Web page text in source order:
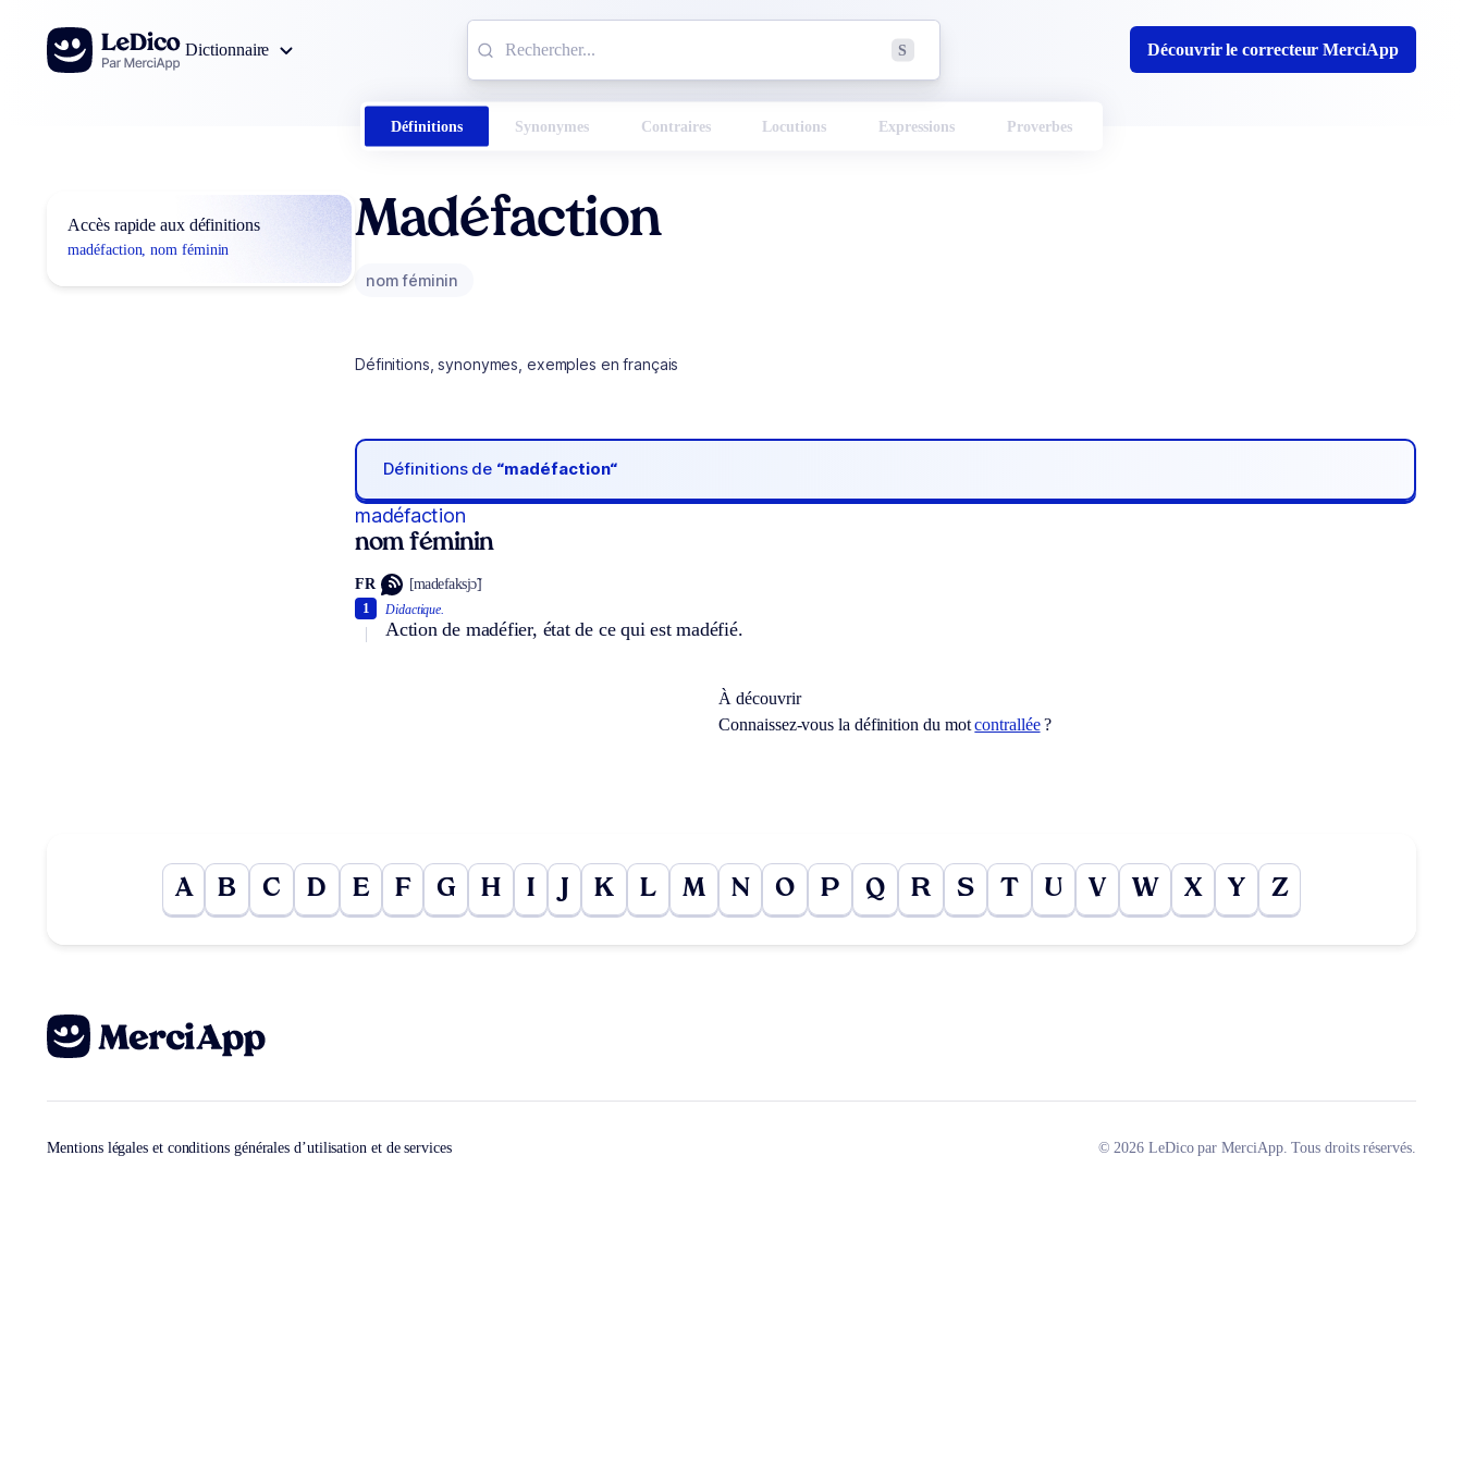
Aller au contenu
Dictionnaire
S Découvrir le correcteur MerciApp
Définitions Synonymes Contraires Locutions Expressions Proverbes
Accès rapide aux définitions
madéfaction, nom féminin
Madéfaction
nom féminin
Définitions, synonymes, exemples en français
Définitions de “madéfaction“
madéfaction
nom féminin
FR [madefaksjɔ̃]
Didactique.
Action de madéfier, état de ce qui est madéfié.
1
À découvrir
Connaissez-vous la définition du motcontrallée?
A B C D E F G H I K L M N O P Q R S T U V W X Y Z
Mentions légales et conditions générales d’utilisation et de services © 2026 LeDico par MerciApp. Tous droits réservés.